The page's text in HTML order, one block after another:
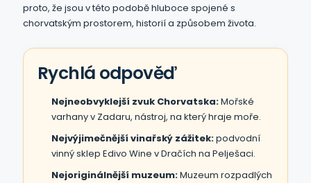
proto, že jsou v této podobě hluboce spojené s
chorvatským prostorem, historií a způsobem života.
Rychlá odpověď
Nejneobvyklejší zvuk Chorvatska:Mořské
varhany v Zadaru, nástroj, na který hraje moře.
Nejvýjimečnější vinařský zážitek:podvodní
vinný sklep Edivo Wine v Dračích na Pelješaci.
Nejoriginálnější muzeum:Muzeum rozpadlých